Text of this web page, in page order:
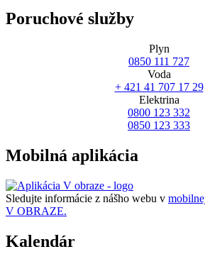
Poruchové služby
Plyn
0850 111 727
Voda
+ 421 41 707 17 29
Elektrina
0800 123 332
0850 123 333
Mobilná aplikácia
Sledujte informácie z nášho webu v
V OBRAZE.
Kalendár